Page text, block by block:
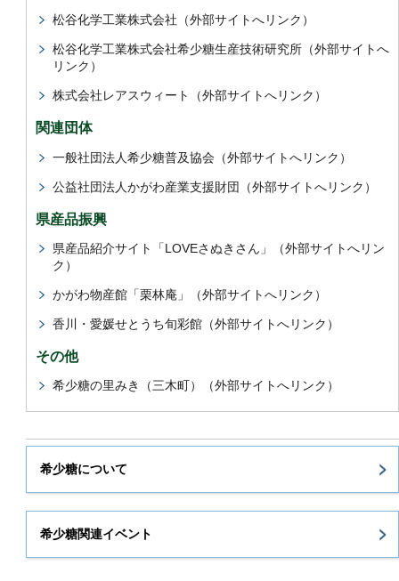
松谷化学工業株式会社（外部サイトへリンク）
松谷化学工業株式会社希少糖生産技術研究所（外部サイトへ
リンク）
株式会社レアスウィート（外部サイトへリンク）
関連団体
一般社団法人希少糖普及協会（外部サイトへリンク）
公益社団法人かがわ産業支援財団（外部サイトへリンク）
県産品振興
県産品紹介サイト「LOVEさぬきさん」（外部サイトへリン
ク）
かがわ物産館「栗林庵」（外部サイトへリンク）
香川・愛媛せとうち旬彩館（外部サイトへリンク）
その他
希少糖の里みき（三木町）（外部サイトへリンク）
希少糖について
希少糖関連イベント